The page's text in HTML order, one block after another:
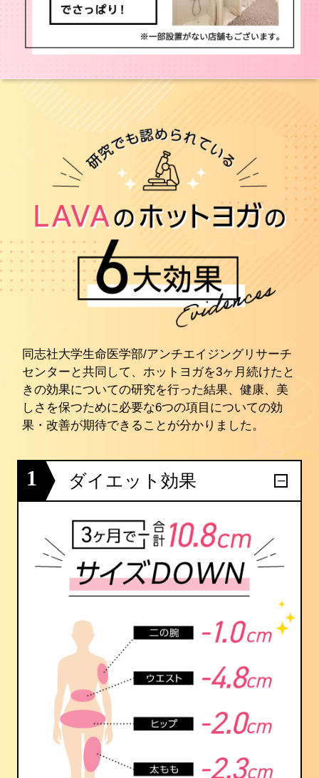
同志社大学生命医学部/アンチエイジングリサーチ
センターと共同して、ホットヨガを3ヶ月続けたと
きの効果についての研究を行った結果、健康、美
しさを保つために必要な6つの項目についての効
果・改善が期待できることが分かりました。
1 ダイエット効果